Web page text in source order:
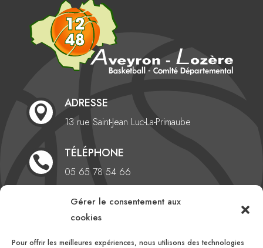
Gérer le consentement aux
cookies
Pour offrir les meilleures expériences, nous utilisons des technologies

ADRESSE
13 rue Saint-Jean Luc-La-Primaube

TÉLÉPHONE
05 65 78 54 66
EMAIL
comite@aveyronlozerebasketball.org